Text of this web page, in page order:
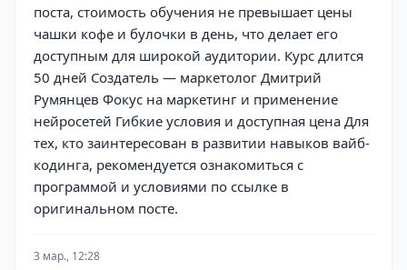
поста, стоимость обучения не превышает цены
чашки кофе и булочки в день, что делает его
доступным для широкой аудитории. Курс длится
50 дней Создатель — маркетолог Дмитрий
Румянцев Фокус на маркетинг и применение
нейросетей Гибкие условия и доступная цена Для
тех, кто заинтересован в развитии навыков вайб-
кодинга, рекомендуется ознакомиться с
программой и условиями по ссылке в
оригинальном посте.
3 мар., 12:28